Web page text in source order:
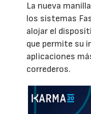
La nueva
los sistemas
alojar el
que permite su
aplicaciones
correderos.